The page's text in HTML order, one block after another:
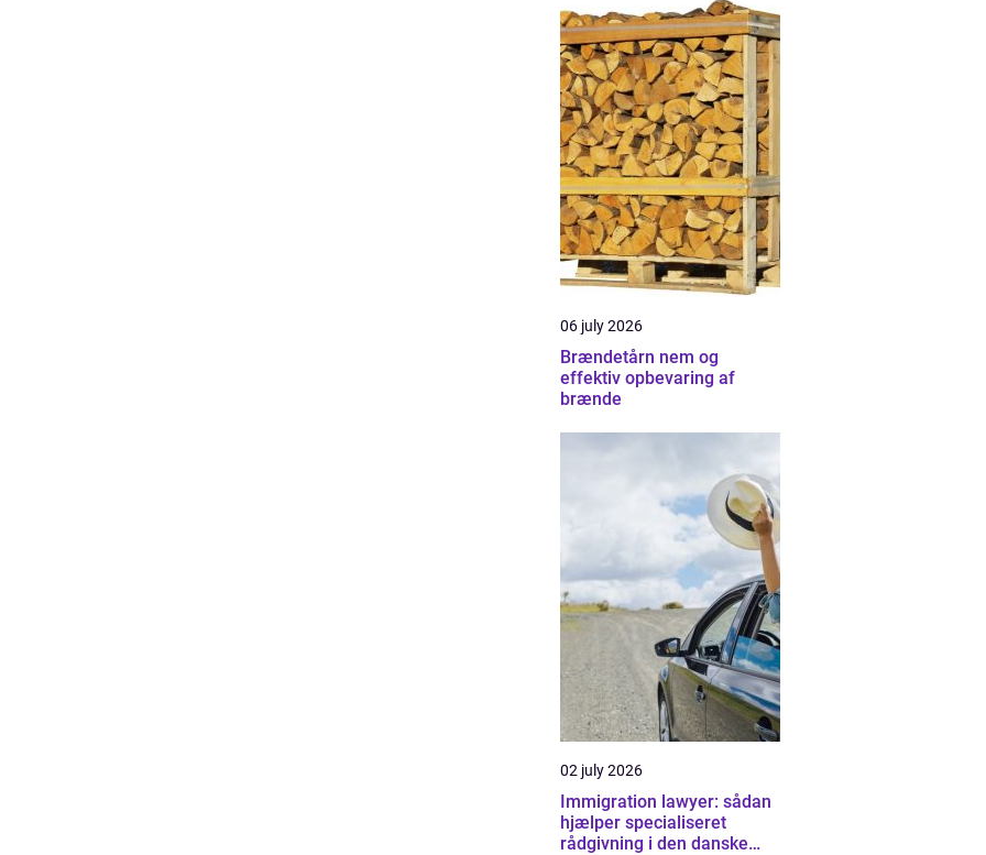
06 july 2026
Brændetårn nem og
effektiv opbevaring af
brænde
02 july 2026
Immigration lawyer: sådan
hjælper specialiseret
rådgivning i den danske